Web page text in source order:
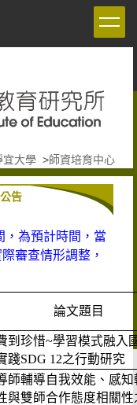
宜大學 >師資培育中心
告
，為預計時間，當
審查情形調整，
論文題目
到珍惜~學習模式融入
踐SDG 12之行動研究
師輔導自我效能、感
與雙師合作態度相關性